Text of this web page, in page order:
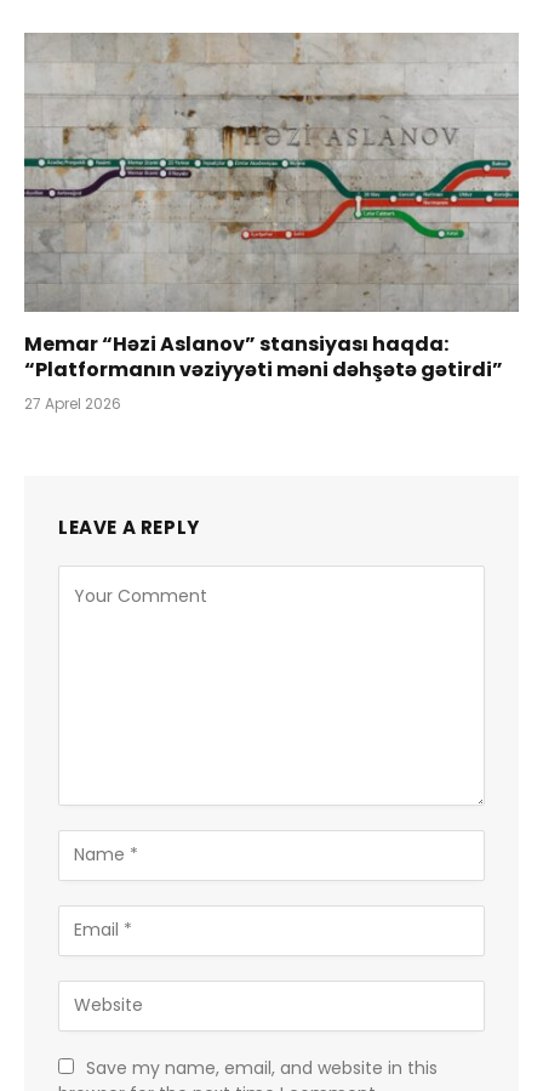
Memar “Həzi Aslanov” stansiyası haqda:
“Platformanın vəziyyəti məni dəhşətə gətirdi”
27 Aprel 2026
LEAVE A REPLY
Save my name, email, and website in this